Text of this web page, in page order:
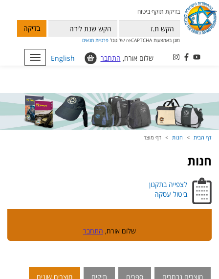
בדיקת תוקף ביטוח
בדיקה
מוגן באמצעות reCAPTCHA של גוגל פרטיות תנאים
Toggle
navigation
English שלום אורח, התחבר
דף הבית חנות דף מוצר
חנות
לצפייה בתקנון
ביטול עסקה
שלום אורח, התחבר
מוצרים נבחרים ספרים תיקים מוצרים שונים